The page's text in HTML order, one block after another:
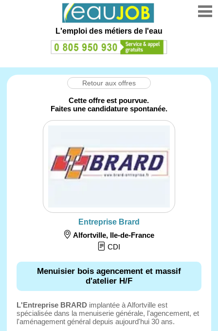
L'emploi des métiers de l'eau
Retour aux offres
Cette offre est pourvue.
Faites une candidature spontanée.
Entreprise Brard
Alfortville, Ile-de-France
CDI
Menuisier bois agencement et massif
d'atelier H/F
L'Entreprise BRARDimplantée à Alfortville est
spécialisée dans la menuiserie générale, l'agencement, et
l'aménagement général depuis aujourd'hui 30 ans.